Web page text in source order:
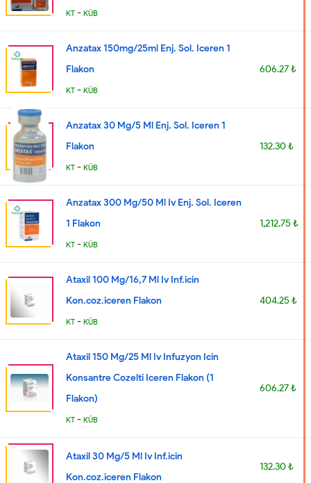
KT - KÜB
Anzatax 150mg/25ml Enj. Sol. Iceren 1
Flakon
KT - KÜB
606.27 ₺
Anzatax 30 Mg/5 Ml Enj. Sol. Iceren 1
Flakon
KT - KÜB
132.30 ₺
Anzatax 300 Mg/50 Ml Iv Enj. Sol. Iceren
1 Flakon
KT - KÜB
1,212.75 ₺
Ataxil 100 Mg/16,7 Ml Iv Inf.icin
Kon.coz.iceren Flakon
KT - KÜB
404.25 ₺
Ataxil 150 Mg/25 Ml Iv Infuzyon Icin
Konsantre Cozelti Iceren Flakon (1
Flakon)
KT - KÜB
606.27 ₺
Ataxil 30 Mg/5 Ml Iv Inf.icin
Kon.coz.iceren Flakon
132.30 ₺